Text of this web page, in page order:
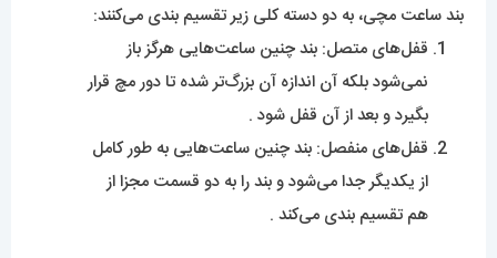
بند ساعت مچی، به دو دسته کلی زیر تقسیم بندی می‌کنند:
قفل‌های متصل: بند چنین ساعت‌هایی هرگز باز
نمی‌شود بلکه آن اندازه آن بزرگ‌تر شده تا دور مچ قرار
بگیرد و بعد از آن قفل شود .
قفل‌های منفصل: بند چنین ساعت‌هایی به طور کامل
از یکدیگر جدا می‌شود و بند را به دو قسمت مجزا از
هم تقسیم بندی می‌کند .